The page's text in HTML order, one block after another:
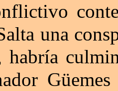
una
habría